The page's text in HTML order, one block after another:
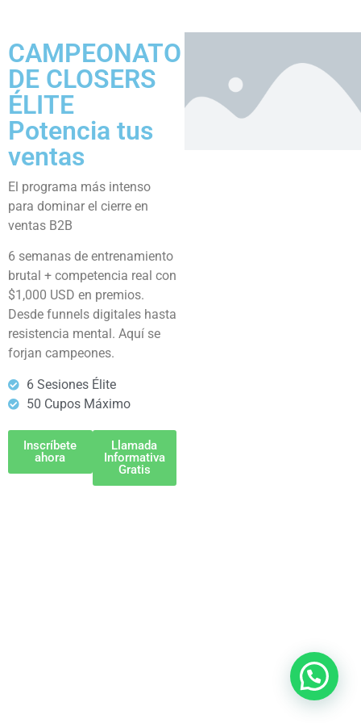
CAMPEONATO
DE CLOSERS
ÉLITE
Potencia tus
ventas
El programa más intenso
para dominar el cierre en
ventas B2B
6 semanas de entrenamiento
brutal + competencia real con
$1,000 USD en premios.
Desde funnels digitales hasta
resistencia mental. Aquí se
forjan campeones.
6 Sesiones Élite
50 Cupos Máximo
Inscríbete
ahora
Llamada
Informativa
Gratis